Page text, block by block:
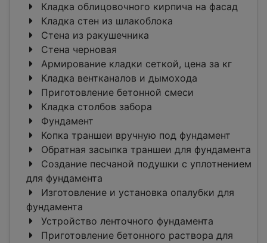
Кладка облицовочного кирпича на фасад
Кладка стен из шлакоблока
Стена из ракушечника
Стена черновая
Армирование кладки сеткой, цена за кг
Кладка вентканалов и дымохода
Приготовление бетонной смеси
Кладка столбов забора
Фундамент
Копка траншеи вручную под фундамент
Обратная засыпка траншеи для фундамента
Создание песчаной подушки с уплотнением
для фундамента
Изготовление и установка опалубки для
фундамента
Устройство ленточного фундамента
Приготовление бетонного раствора для